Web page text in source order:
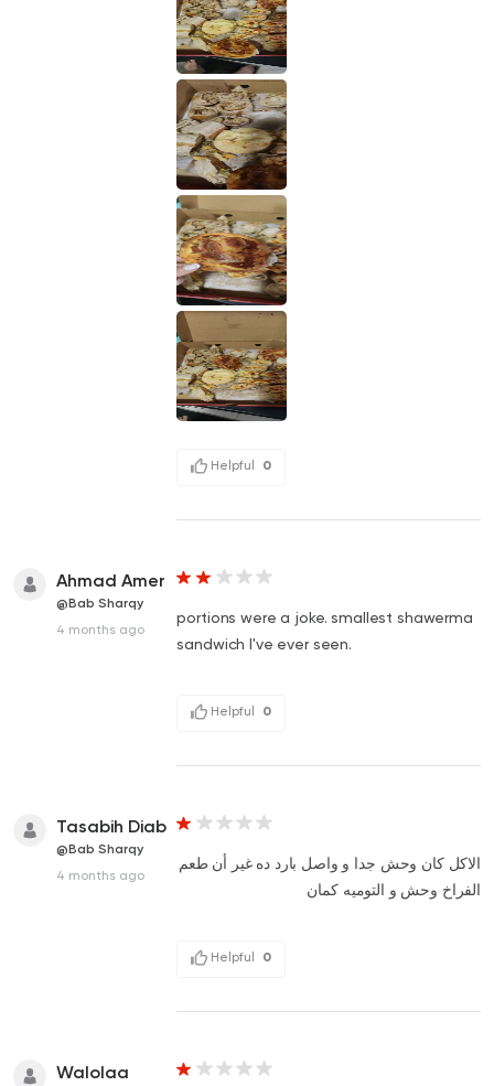
Helpful 0
Ahmad Amer
@Bab Sharqy
4 months ago
portions were a joke. smallest shawerma
sandwich I've ever seen.
Helpful 0
Tasabih Diab
@Bab Sharqy
4 months ago
الاكل كان وحش جدا و واصل بارد ده غير أن طعم
الفراخ وحش و التوميه كمان
Helpful 0
Walolaa